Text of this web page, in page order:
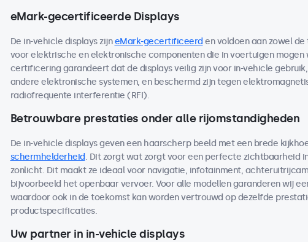
eMark-gecertificeerde Displays
De in-vehicle displays zijneMark-gecertificeerd en voldoen aan zowel
voor elektrische en elektronische componenten die in voertuigen mogen
certificering garandeert dat de displays veilig zijn voor in-vehicle
andere elektronische systemen, en beschermd zijn tegen
radiofrequente interferentie (RFI).
Betrouwbare prestaties onder alle rijomstandigheden
De in-vehicle displays geven een haarscherp beeld met een brede
schermhelderheid. Dit zorgt wat zorgt voor een perfecte zichtbaarheid
zonlicht. Dit maakt ze ideaal voor navigatie, infotainment,
bijvoorbeeld het openbaar vervoer. Voor alle modellen garanderen wij
waardoor ook in de toekomst kan worden vertrouwd op dezelfde
productspecificaties.
Uw partner in in-vehicle displays